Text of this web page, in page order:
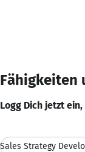
Fähigkeiten
Logg Dich jetzt
Sales Strategy